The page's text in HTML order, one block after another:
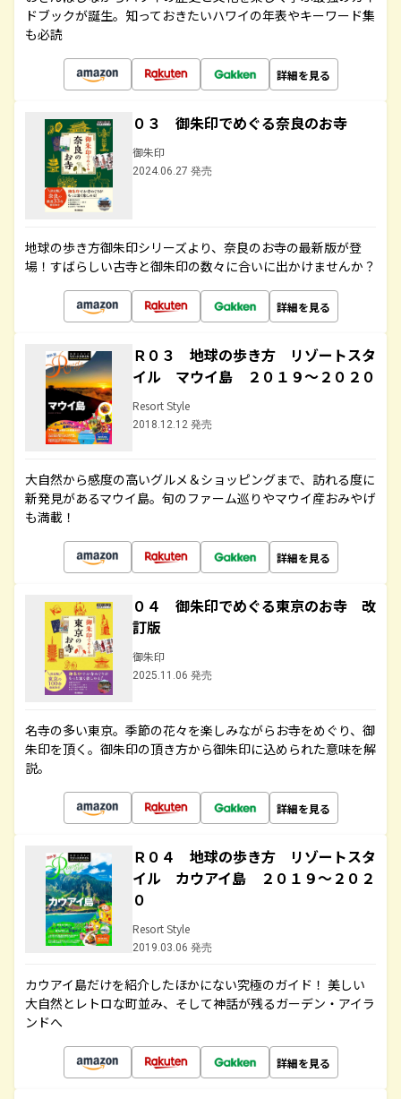
ドブックが誕生。知っておきたいハワイの年表やキーワード集
も必読
詳細を見る
０３ 御朱印でめぐる奈良のお寺
御朱印
2024.06.27 発売
地球の歩き方御朱印シリーズより、奈良のお寺の最新版が登
場！すばらしい古寺と御朱印の数々に合いに出かけませんか？
詳細を見る
Ｒ０３ 地球の歩き方 リゾートスタ
イル マウイ島 ２０１９～２０２０
Resort Style
2018.12.12 発売
大自然から感度の高いグルメ＆ショッピングまで、訪れる度に
新発見があるマウイ島。旬のファーム巡りやマウイ産おみやげ
も満載！
詳細を見る
０４ 御朱印でめぐる東京のお寺 改
訂版
御朱印
2025.11.06 発売
名寺の多い東京。季節の花々を楽しみながらお寺をめぐり、御
朱印を頂く。御朱印の頂き方から御朱印に込められた意味を解
説。
詳細を見る
Ｒ０４ 地球の歩き方 リゾートスタ
イル カウアイ島 ２０１９～２０２
０
Resort Style
2019.03.06 発売
カウアイ島だけを紹介したほかにない究極のガイド！ 美しい
大自然とレトロな町並み、そして神話が残るガーデン・アイラ
ンドへ
詳細を見る